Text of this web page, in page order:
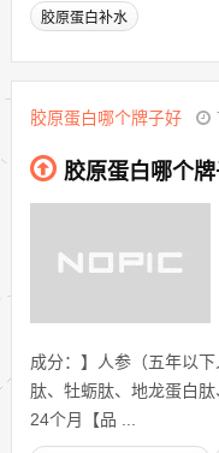
胶原蛋白补水
胶原蛋白哪个牌子好
胶原蛋白哪个牌
成分：】人参（五年以
肽、牡蛎肽、地龙蛋白
24个月【品 ...